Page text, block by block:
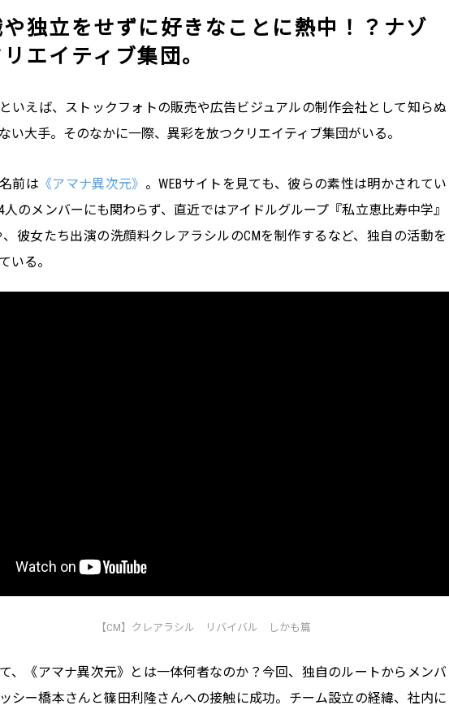
独立をせずに好きなことに熱中！？ナゾ
エイティブ集団。
いえば、ストックフォトの販売や広告ビジュアルの制作会社として知らぬ
い大手。そのなかに一際、異彩を放つクリエイティブ集団がいる。
前は 《アマナ異次元》 。WEBサイトを見ても、彼らの素性は明かされてい
人のメンバーにも関わらず、直近ではアイドルグループ『私立恵比寿中学』
、彼女たち出演の洗顔料クレアラシルのCMを制作するなど、独自の活動を
いる。
【CM】クレアラシル リバイバル しかも篇
、《アマナ異次元》とは一体何者なのか？今回、独自のルートからメンバ
シー橋本さんと篠田利隆さんへの接触に成功。チーム設立の経緯、社内に